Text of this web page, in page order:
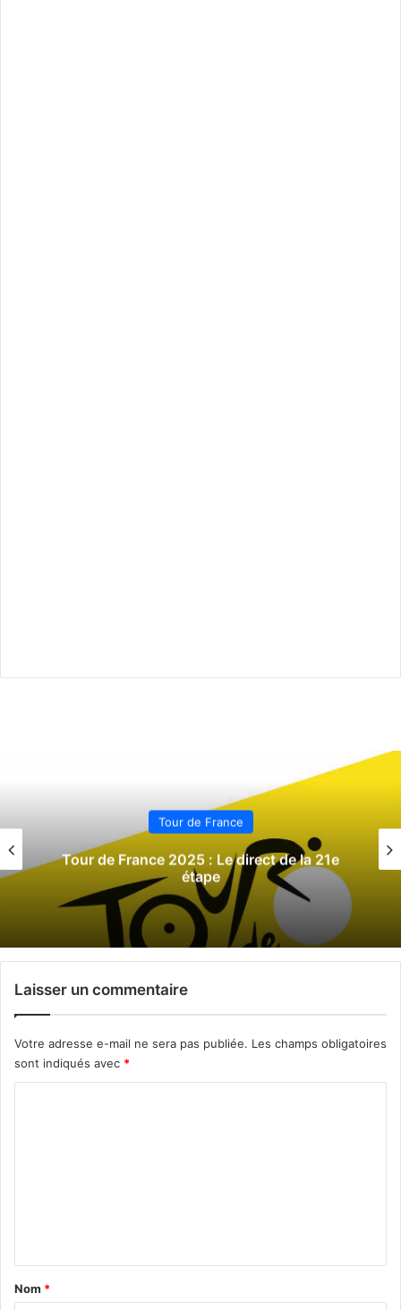
Tour de France
Tour de France 2025 : Le direct de la 21e
étape
Laisser un commentaire
Votre adresse e-mail ne sera pas publiée. Les champs obligatoires
sont indiqués avec *
a
Nom *